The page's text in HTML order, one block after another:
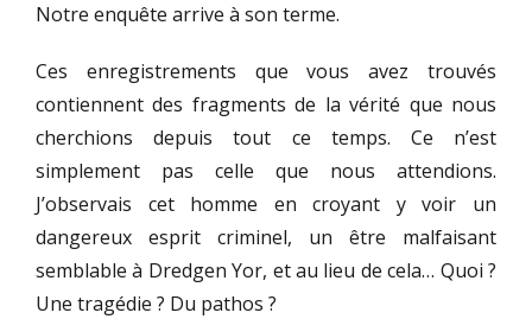
Notre enquête arrive à son terme.
Ces enregistrements que vous avez trouvés
contiennent des fragments de la vérité que nous
cherchions depuis tout ce temps. Ce n’est
simplement pas celle que nous attendions.
J’observais cet homme en croyant y voir un
dangereux esprit criminel, un être malfaisant
semblable à Dredgen Yor, et au lieu de cela… Quoi ?
Une tragédie ? Du pathos ?